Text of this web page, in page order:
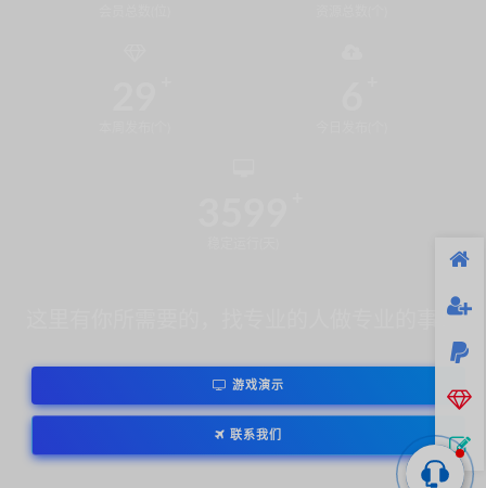
这里有你所需要的，找专业的人做专业的事！
游戏演示
联系我们